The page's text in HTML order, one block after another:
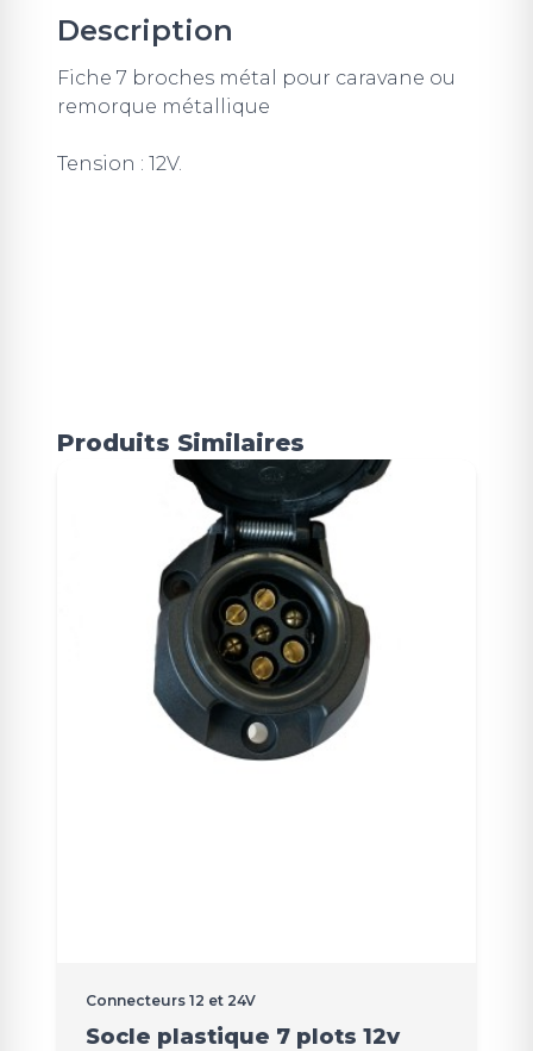
Description
Fiche 7 broches métal pour caravane ou
remorque métallique
Tension : 12V.
Produits Similaires
Connecteurs 12 et 24V
Socle plastique 7 plots 12v